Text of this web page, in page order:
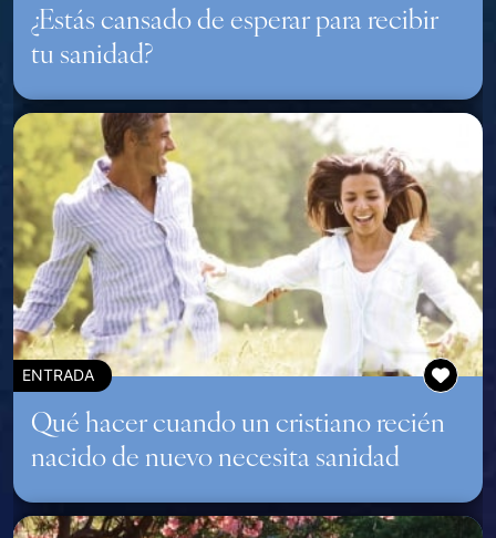
¿Estás cansado de esperar para recibir
tu sanidad?
ENTRADA
Qué hacer cuando un cristiano recién
nacido de nuevo necesita sanidad